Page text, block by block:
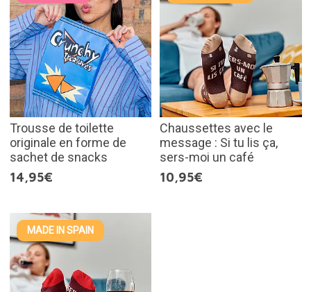
Trousse de toilette
originale en forme de
sachet de snacks
14,95€
Chaussettes avec le
message : Si tu lis ça,
sers-moi un café
10,95€
MADE IN SPAIN